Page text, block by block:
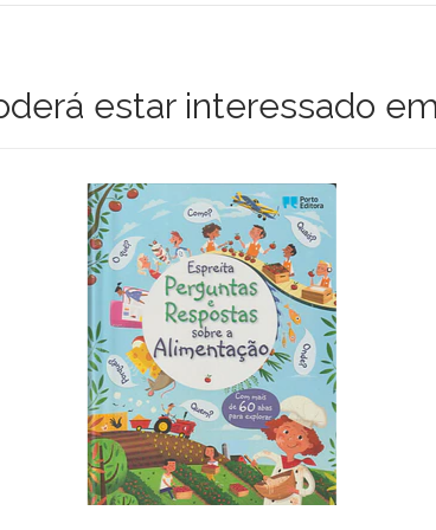
estar interessado